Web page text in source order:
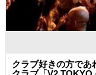
クラブ好きの方であ